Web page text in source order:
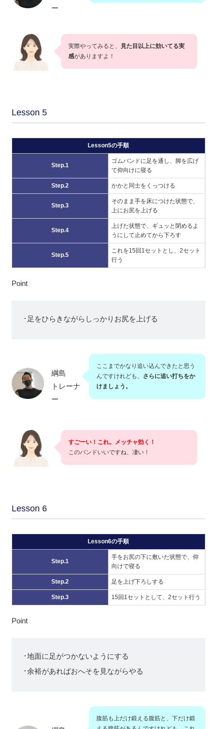
ー
実際やってみると、
見た目以上に効いてる実
感がありますよ！
Lesson 5
Lesson5の手順
Step.1
ゴムバンドに足を通し、脚を広げ
て仰向けに寝る
Step.2 かかと同士をくっつける
Step.3
そのまま手を床につけた状態で、
上にお尻を上げる
Step.4
上げた状態で、ギュッと閉めるよ
うにして止めてから下ろす
Step.5
これを15回1セットとし、2セット
行う
Point
･足をひらきながらしっかりお尻を上げる
綱島
トレーナ
ー
ここまでかなり追い込んできたと思う
んですけれども、 さらに追い打ちをか
けましょう。
すごーい！これ。メッチャ効く！
このバンドいいですね、凄い！
Lesson 6
Lesson6の手順
Step.1
手をお尻の下に敷いた状態で、仰
向けで寝る
Step.2 足を上げ下ろしする
Step.3 15回1セットとして、2セット行う
Point
･地面に足がつかないようにする
･余裕があればおへそを見ながらやる
腹筋も上だけ鍛える腹筋と、下だけ鍛